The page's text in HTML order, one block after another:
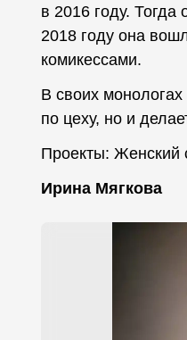
в 2016 году.
2018 году она
комикессами.
В своих
по цеху, но и
Проекты: Женский
Ирина Мягкова